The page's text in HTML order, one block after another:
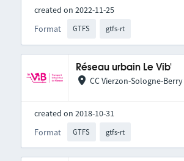
created on 2022-11-25
Format
GTFS gtfs-rt
Réseau urbain Le Vib'
CC Vierzon-Sologne-Berry
created on 2018-10-31
Format
GTFS gtfs-rt